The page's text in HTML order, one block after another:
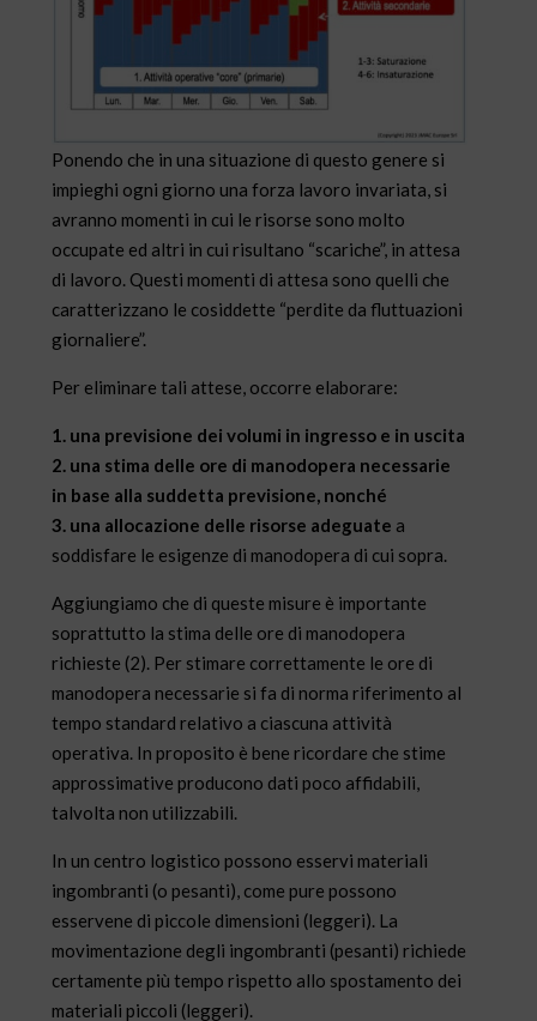
Ponendo che in una situazione di questo genere si
impieghi ogni giorno una forza lavoro invariata, si
avranno momenti in cui le risorse sono molto
occupate ed altri in cui risultano “scariche”, in attesa
di lavoro. Questi momenti di attesa sono quelli che
caratterizzano le cosiddette “perdite da fluttuazioni
giornaliere”.
Per eliminare tali attese, occorre elaborare:
1. una previsione dei volumi in ingresso e in uscita
2. una stima delle ore di manodopera necessarie
in base alla suddetta previsione, nonché
3. una allocazione delle risorse adeguate a
soddisfare le esigenze di manodopera di cui sopra.
Aggiungiamo che di queste misure è importante
soprattutto la stima delle ore di manodopera
richieste (2). Per stimare correttamente le ore di
manodopera necessarie si fa di norma riferimento al
tempo standard relativo a ciascuna attività
operativa. In proposito è bene ricordare che stime
approssimative producono dati poco affidabili,
talvolta non utilizzabili.
In un centro logistico possono esservi materiali
ingombranti (o pesanti), come pure possono
esservene di piccole dimensioni (leggeri). La
movimentazione degli ingombranti (pesanti) richiede
certamente più tempo rispetto allo spostamento dei
materiali piccoli (leggeri).